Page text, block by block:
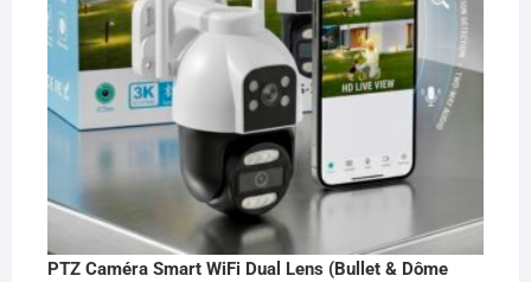
PTZ Caméra Smart WiFi Dual Lens (Bullet & Dôme